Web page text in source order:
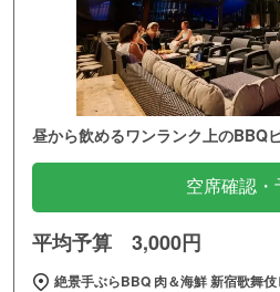
昼から飲めるワンランク上のBBQ
空席確認・
平均予算 3,000円
絶景手ぶらBBQ 肉＆海鮮 新宿歌舞